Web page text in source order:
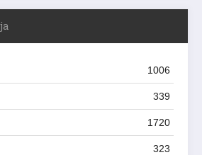
1006
339
1720
323